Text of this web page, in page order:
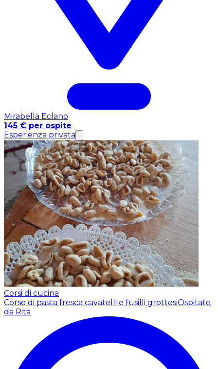
Mirabella Eclano
145 € per ospite
Esperienza privata
Corsi di cucina
Corso di pasta fresca cavatelli e fusilli grottesiOspitato
da Rita